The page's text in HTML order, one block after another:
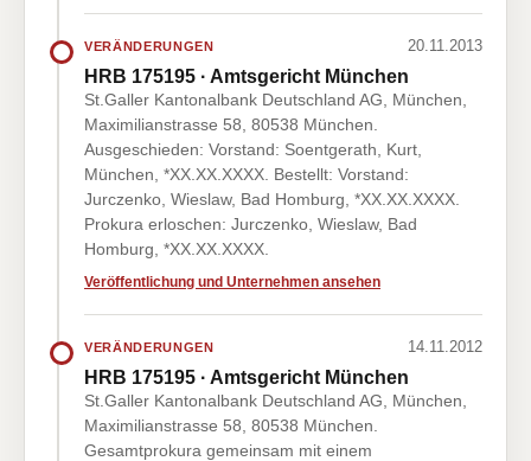
VERÄNDERUNGEN 20.11.2013
HRB 175195 · Amtsgericht München
St.Galler Kantonalbank Deutschland AG, München,
Maximilianstrasse 58, 80538 München.
Ausgeschieden: Vorstand: Soentgerath, Kurt,
München, *XX.XX.XXXX. Bestellt: Vorstand:
Jurczenko, Wieslaw, Bad Homburg, *XX.XX.XXXX.
Prokura erloschen: Jurczenko, Wieslaw, Bad
Homburg, *XX.XX.XXXX.
Veröffentlichung und Unternehmen ansehen
VERÄNDERUNGEN 14.11.2012
HRB 175195 · Amtsgericht München
St.Galler Kantonalbank Deutschland AG, München,
Maximilianstrasse 58, 80538 München.
Gesamtprokura gemeinsam mit einem